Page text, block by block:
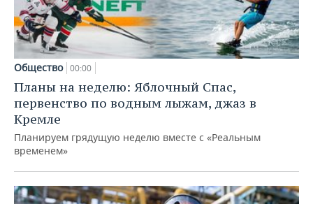
Общество 00:00
Планы на неделю: Яблочный Спас,
первенство по водным лыжам, джаз в
Кремле
Планируем грядущую неделю вместе с «Реальным
временем»